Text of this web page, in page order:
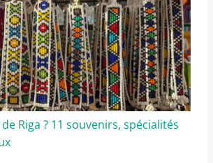
Riga ? 11 souvenirs, spécialités